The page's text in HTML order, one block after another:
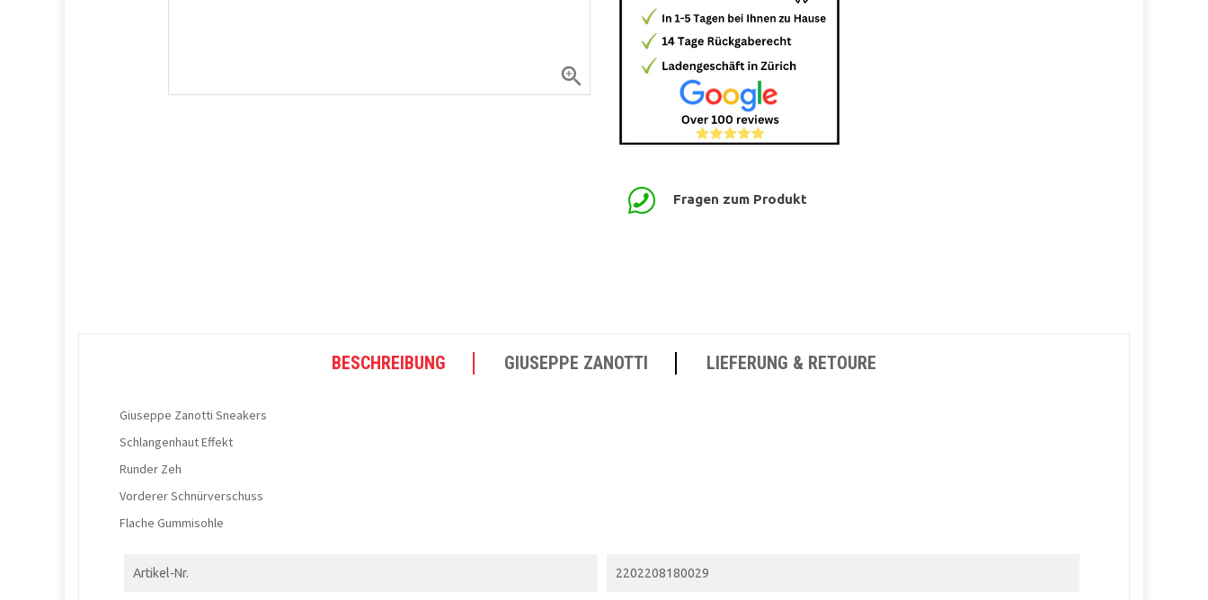

Fragen zum Produkt
BESCHREIBUNG GIUSEPPE ZANOTTI LIEFERUNG & RETOURE
Giuseppe Zanotti Sneakers
Schlangenhaut Effekt
Runder Zeh
Vorderer Schnürverschuss
Flache Gummisohle
Artikel-Nr. 2202208180029